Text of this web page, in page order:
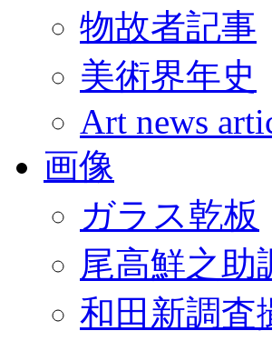
物故者記事
美術界年史
Art news
画像
ガラス乾板
尾高鮮之助
和田新調査